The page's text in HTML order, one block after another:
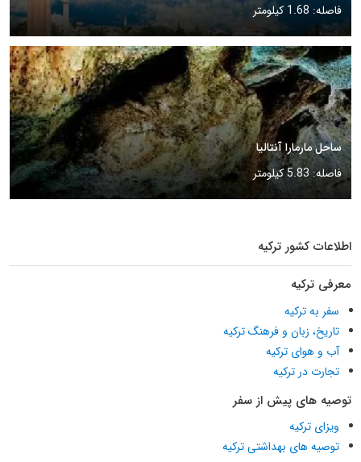
فاصله: 1.68 کیلومتر
ساحل مارمارا آنتالیا
فاصله: 5.83 کیلومتر
اطلاعات کشور ترکیه
معرفی ترکیه
سفر به ترکیه
تاریخ، زبان و فرهنگ ترکیه
آب و هوای ترکیه
تجارت در ترکیه
توصیه های پیش از سفر
ویزای ترکیه
توصیه های بهداشتی ترکیه